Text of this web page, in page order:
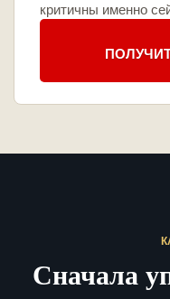
критичны именно
Сначала